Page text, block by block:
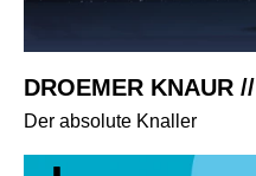
DROEMER KNAUR //
Der absolute Knaller